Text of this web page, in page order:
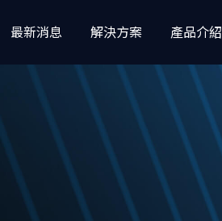
最新消息 解決方案 產品介紹
安全
Email Security